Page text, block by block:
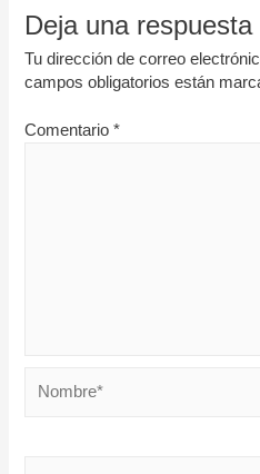
Deja una respuesta
Tu dirección de correo
campos obligatorios están
Comentario*